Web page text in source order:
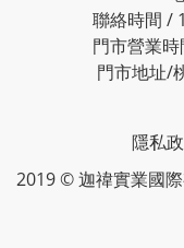
聯絡時間 /
門市營業
門市地址/
隱私
2019 © 迦禕實業國